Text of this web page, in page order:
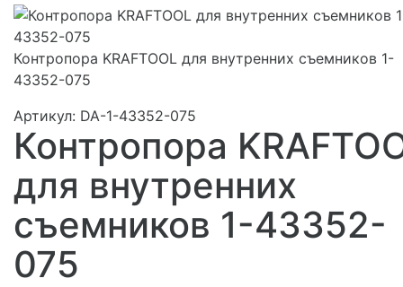
Контропора KRAFTOOL для внутренних съемников 1-
43352-075
Артикул: DA-1-43352-075
Контропора
для внутренних
съемников 1-43352-
075